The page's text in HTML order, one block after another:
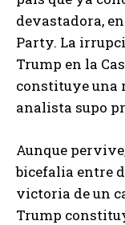
devastadora,
Party. La
Trump en la
constituye una
analista supo
Aunque
bicefalia entre
victoria de un
Trump